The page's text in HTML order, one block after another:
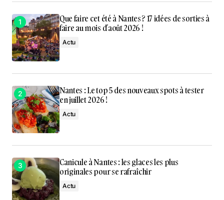
Que faire cet été à Nantes ? 17 idées de sorties à
faire au mois d’août 2026 !
Actu
Nantes : Le top 5 des nouveaux spots à tester
en juillet 2026 !
Actu
Canicule à Nantes : les glaces les plus
originales pour se rafraîchir
Actu